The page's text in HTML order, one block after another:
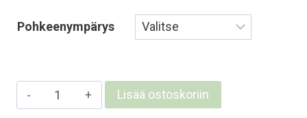
Pohkeenympärys
Pitkät
merinovillasäärystimet
Lisää ostoskoriin